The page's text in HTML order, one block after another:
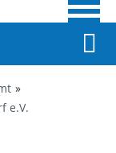
e.V.